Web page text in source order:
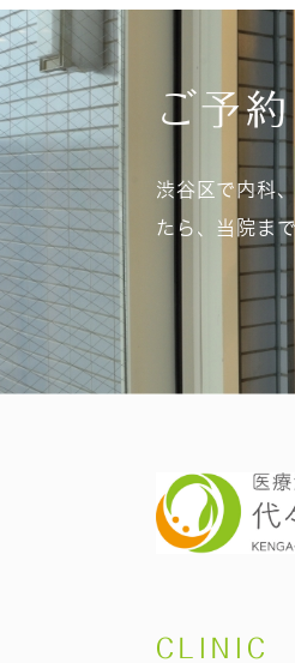
ご予
渋谷区で内科
たら、当院ま
CLINIC